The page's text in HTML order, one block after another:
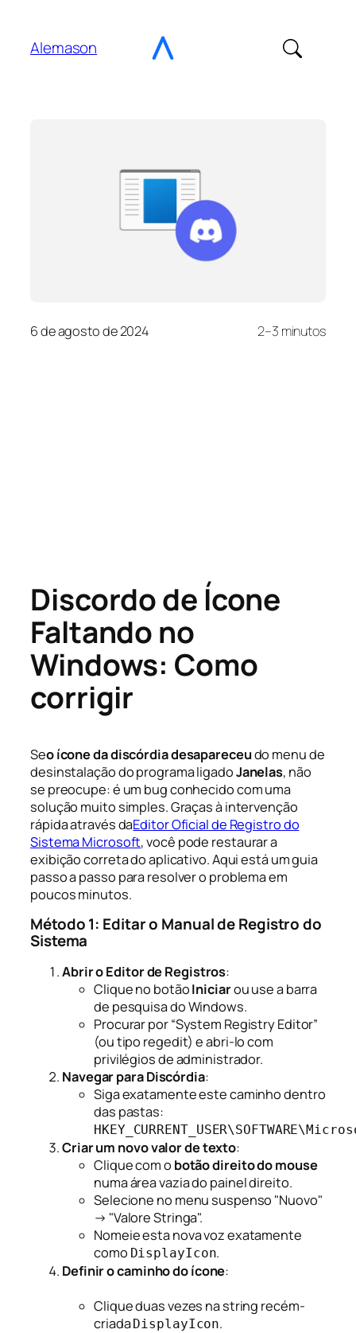
Alemason
6 de agosto de 2024 2–3 minutos
Discordo de Ícone
Faltando no
Windows: Como
corrigir
Seo ícone da discórdia desapareceudo menu de
desinstalação do programa ligadoJanelas, não
se preocupe: é um bug conhecido com uma
solução muito simples. Graças à intervenção
rápida através daEditor Oficial de Registro do
Sistema Microsoft, você pode restaurar a
exibição correta do aplicativo. Aqui está um guia
passo a passo para resolver o problema em
poucos minutos.
Método 1: Editar o Manual de Registro do
Sistema
Abrir o Editor de Registros:
Clique no botãoIniciarou use a barra
de pesquisa do Windows.
Procurar por “System Registry Editor”
(ou tipo regedit) e abri-lo com
privilégios de administrador.
Navegar para Discórdia:
Siga exatamente este caminho dentro
das pastas:
Criar um novo valor de texto:
Clique com o botão direito do mouse
numa área vazia do painel direito.
Selecione no menu suspenso "Nuovo"
→ "Valore Stringa".
Nomeie esta nova voz exatamente
como DisplayIcon.
Definir o caminho do ícone:
Clique duas vezes na string recém-
criadaDisplayIcon.